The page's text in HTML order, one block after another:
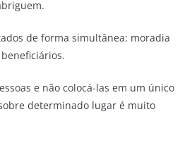
de forma simultânea: moradia
e não colocá-las em um único
determinado lugar é muito